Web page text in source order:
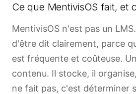
Ce que MentivisOS fait, et
MentivisOS n'est pas un
d'être dit clairement, parce
est fréquente et coûteuse.
contenu. Il stocke, il
ne fait pas, c'est déterminer